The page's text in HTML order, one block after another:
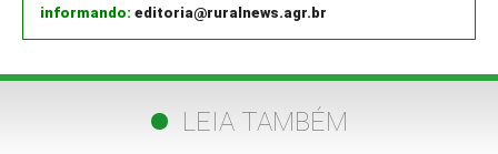
informando: editoria@ruralnews.agr.br
LEIA TAMBÉM